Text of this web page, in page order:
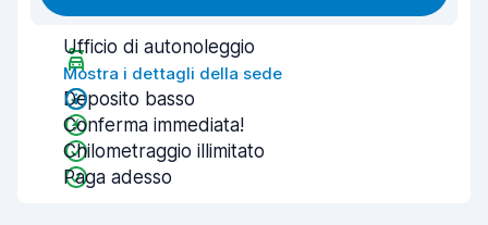
Ufficio di autonoleggio
Mostra i dettagli della sede
Deposito basso
Conferma immediata!
Chilometraggio illimitato
Paga adesso